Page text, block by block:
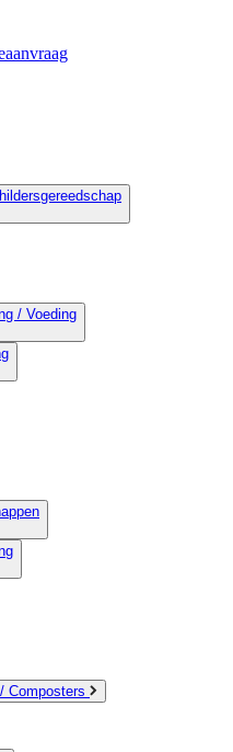
/ Voeding
Composters